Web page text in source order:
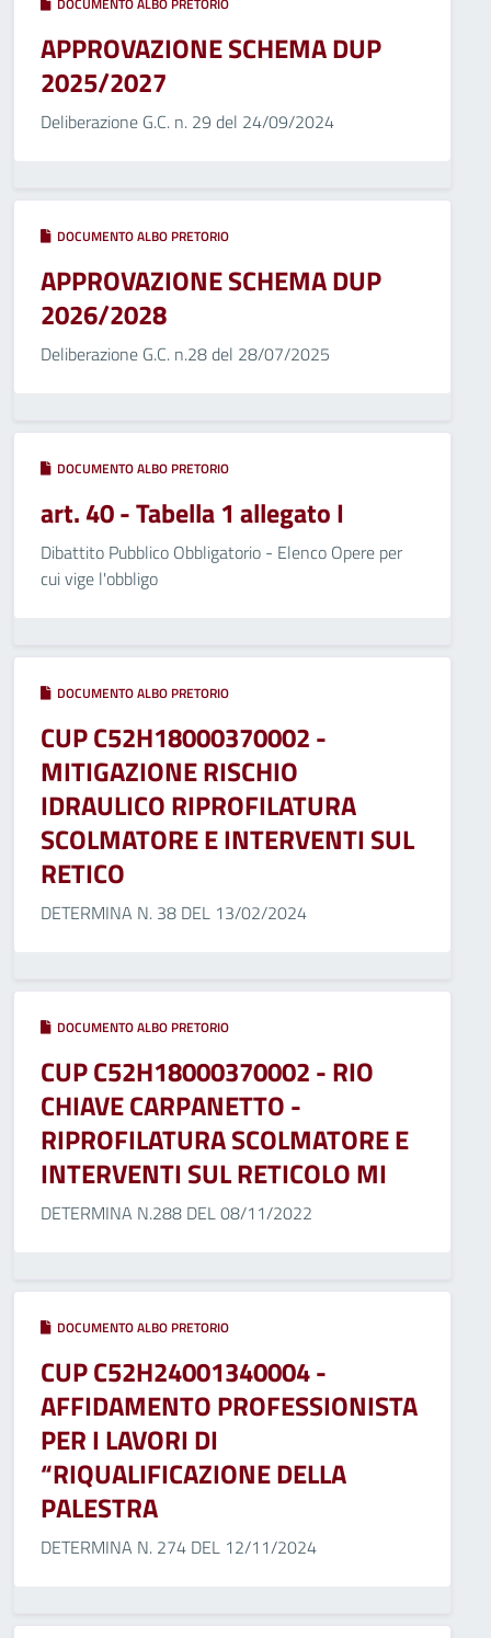
APPROVAZIONE SCHEMA DUP
2025/2027
Deliberazione G.C. n. 29 del 24/09/2024
DOCUMENTO ALBO PRETORIO
APPROVAZIONE SCHEMA DUP
2026/2028
Deliberazione G.C. n.28 del 28/07/2025
DOCUMENTO ALBO PRETORIO
art. 40 - Tabella 1 allegato I
Dibattito Pubblico Obbligatorio - Elenco Opere per
cui vige l'obbligo
DOCUMENTO ALBO PRETORIO
CUP C52H18000370002 -
MITIGAZIONE RISCHIO
IDRAULICO RIPROFILATURA
SCOLMATORE E INTERVENTI SUL
RETICO
DETERMINA N. 38 DEL 13/02/2024
DOCUMENTO ALBO PRETORIO
CUP C52H18000370002 - RIO
CHIAVE CARPANETTO -
RIPROFILATURA SCOLMATORE E
INTERVENTI SUL RETICOLO MI
DETERMINA N.288 DEL 08/11/2022
DOCUMENTO ALBO PRETORIO
CUP C52H24001340004 -
AFFIDAMENTO PROFESSIONISTA
PER I LAVORI DI
“RIQUALIFICAZIONE DELLA
PALESTRA
DETERMINA N. 274 DEL 12/11/2024